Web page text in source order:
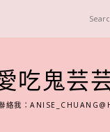
吃鬼芸
絡我：